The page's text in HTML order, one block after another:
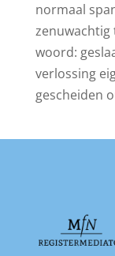
normaal
zenuwachtig
woord:
verlossing
gescheiden